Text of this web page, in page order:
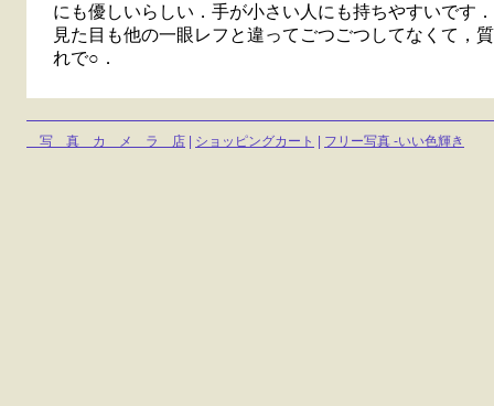
にも優しいらしい．手が小さい人にも持ちやすいです．
見た目も他の一眼レフと違ってごつごつしてなくて，
れで○．
写 真 カ メ ラ 店 | ショッピングカート | フリー写真 -いい色輝き